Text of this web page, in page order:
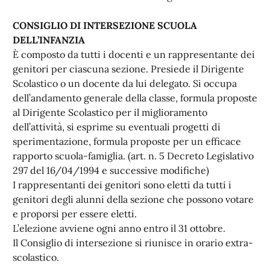
CONSIGLIO DI INTERSEZIONE SCUOLA
DELL’INFANZIA
È composto da tutti i docenti e un rappresentante dei
genitori per ciascuna sezione. Presiede il Dirigente
Scolastico o un docente da lui delegato. Si occupa
dell’andamento generale della classe, formula proposte
al Dirigente Scolastico per il miglioramento
dell’attività, si esprime su eventuali progetti di
sperimentazione, formula proposte per un efficace
rapporto scuola-famiglia. (art. n. 5 Decreto Legislativo
297 del 16/04/1994 e successive modifiche)
I rappresentanti dei genitori sono eletti da tutti i
genitori degli alunni della sezione che possono votare
e proporsi per essere eletti.
L’elezione avviene ogni anno entro il 31 ottobre.
Il Consiglio di intersezione si riunisce in orario extra-
scolastico.